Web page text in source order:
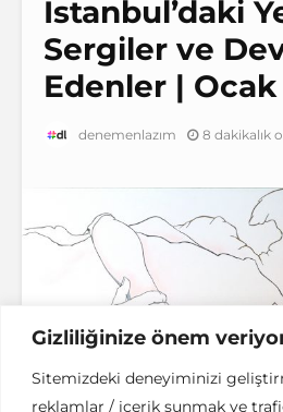
Gizliliğinize önem
Sitemizdeki deneyiminizi
reklamlar / içerik sunmak ve
İstanbul’daki
Sergiler ve
Edenler |
denemenlazım 8 dakikalık